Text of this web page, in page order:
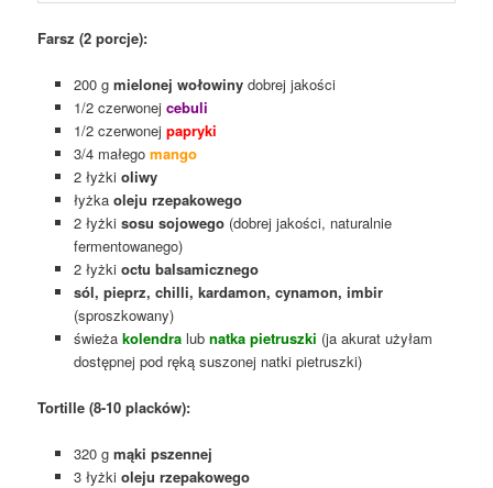
Farsz (2 porcje):
200 g mielonej wołowinydobrej jakości
1/2 czerwonej cebuli
1/2 czerwonej papryki
3/4 małego mango
2 łyżki oliwy
łyżka oleju rzepakowego
2 łyżki sosu sojowego (dobrej jakości, naturalnie
fermentowanego)
2 łyżki octu balsamicznego
sól, pieprz, chilli, kardamon, cynamon, imbir
(sproszkowany)
świeża kolendra lub natka pietruszki (ja akurat użyłam
dostępnej pod ręką suszonej natki pietruszki)
Tortille (8-10 placków):
320 gmąki pszennej
3 łyżki oleju rzepakowego